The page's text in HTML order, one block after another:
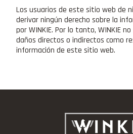
Los usuarios de este sitio web de
derivar ningún derecho sobre la
por WINKIE. Por lo tanto, WINKIE
daños directos o indirectos como
información de este sitio web.